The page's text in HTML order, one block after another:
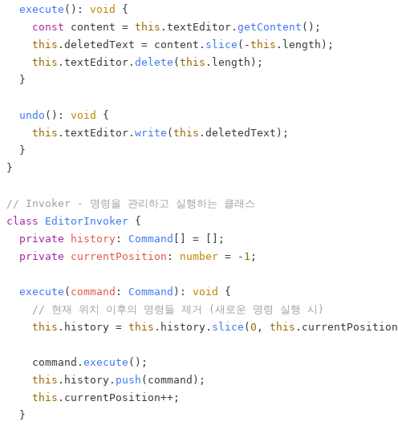
execute (): void
{
const content = this . textEditor . getContent ();
this . deletedText = content. slice (-this . length );
this . textEditor . delete ( this . length );
  }
undo (): void
{
this . textEditor . write ( this . deletedText );
  }
}
// Invoker - 명령을 관리하고 실행하는 클래스
class
EditorInvoker {
private
history : Command
[] = [];
private
currentPosition : number = - 1 ;
execute ( command : Command ): void
{
// 현재 위치 이후의 명령들 제거 (새로운 명령 실행 시)
this . history = this . history . slice ( 0 , this . currentPosition
    command.
execute ();
this . history . push (command);
this . currentPosition++;
  }